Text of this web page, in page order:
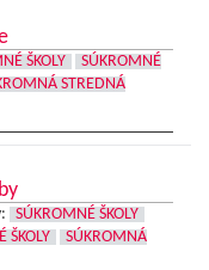
ŠKOLY
SÚKROMNÉ
STREDNÁ
SÚKROMNÉ ŠKOLY
ŠKOLY
SÚKROMNÁ